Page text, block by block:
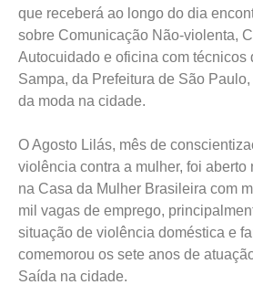
que receberá ao longo do dia
sobre Comunicação Não-violenta,
Autocuidado e oficina com técnicos
Sampa, da Prefeitura de São
da moda na cidade.
O Agosto Lilás, mês de
violência contra a mulher, foi aberto
na Casa da Mulher Brasileira com
mil vagas de emprego,
situação de violência doméstica e
comemorou os sete anos de
Saída na cidade.